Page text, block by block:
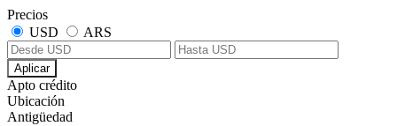
Precios
USD
ARS
Aplicar
Apto crédito
Ubicación
Antigüedad